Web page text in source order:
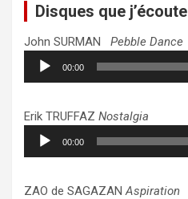
Disques que j’écoute
John SURMAN Pebble Dance
Lecteur
audio
00:00
Erik TRUFFAZ Nostalgia
Lecteur
audio
00:00
ZAO de SAGAZANAspiration